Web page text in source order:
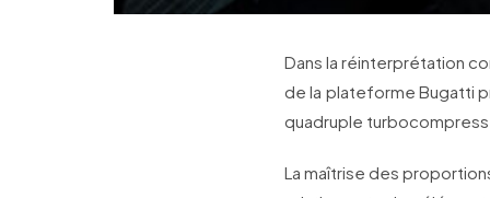
Dans la réinterprétation
de la plateforme Bugatti
quadruple
La maîtrise des